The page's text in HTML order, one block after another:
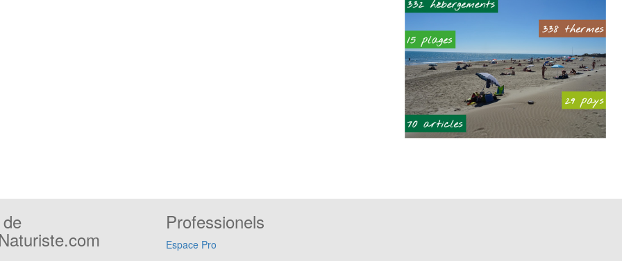
Professionels
Espace Pro